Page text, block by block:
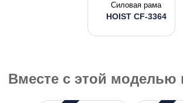
Силовая рама
HOIST CF-3364
Вместе с этой